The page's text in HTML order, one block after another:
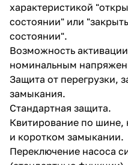
характеристикой
состоянии" или
состоянии".
Возможность
номинальным
Защита от перегрузки,
замыкания.
Стандартная защита.
Квитирование по шине,
и коротком замыкании.
Переключение насоса